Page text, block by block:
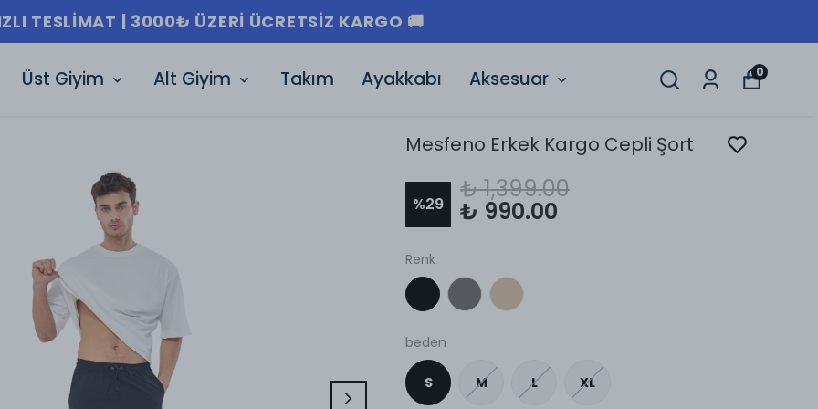
TESLIMAT | 3000₺ ÜZERI ÜCRETSIZ KARGO 🚚
Üst Giyim Alt Giyim Takım Ayakkabı Aksesuar 0
Mesfeno Erkek Kargo Cepli Şort
%29
₺ 1,399.00
₺ 990.00
Renk
beden
S M L XL